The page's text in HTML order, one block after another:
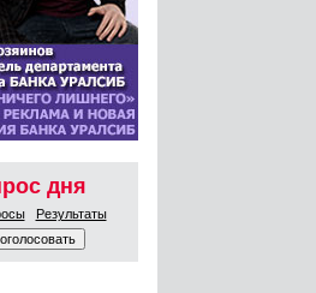
дня
Результаты